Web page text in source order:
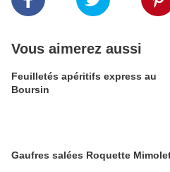
Vous aimerez aussi
Feuilletés apéritifs express au
Boursin
Gaufres salées Roquette